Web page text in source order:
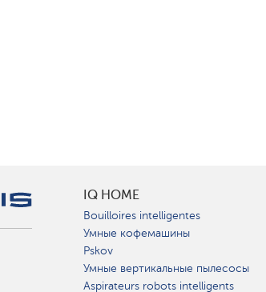
IQ HOME
Bouilloires intelligentes
Умные кофемашины
Pskov
Умные вертикальные пылесосы
Aspirateurs robots intelligents